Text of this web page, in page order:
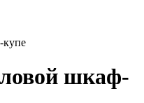
купе
шкаф-